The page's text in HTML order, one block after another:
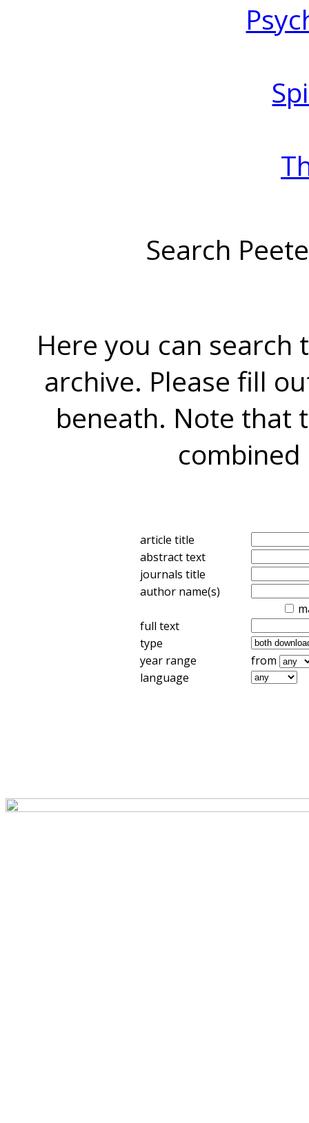
Search
Here you can search
archive. Please fill
beneath. Note that
combined
article title
abstract text
journals title
author name(s)
full text
type
year range
from
language